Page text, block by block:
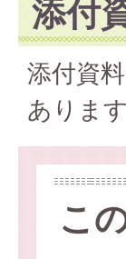
添付
添付資
ありま
こ